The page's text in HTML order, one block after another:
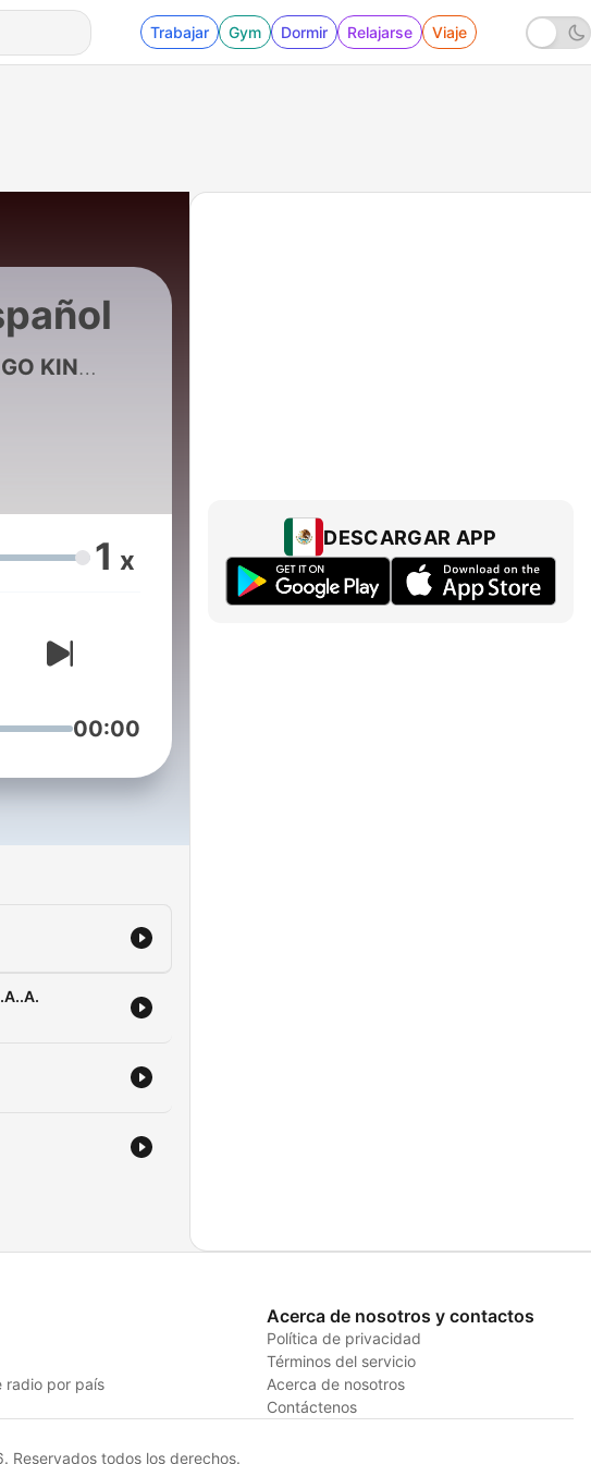
Trabajar Gym Dormir Relajarse Viaje
SHAMAN KING
1 x
00:00
DESCARGAR APP
radio por país
Acerca de nosotros y contactos
Política de privacidad
Términos del servicio
Acerca de nosotros
Contáctenos
Reservados todos los derechos.